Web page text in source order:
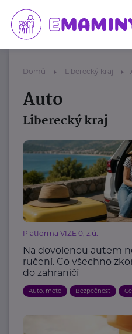
Domů Liberecký kraj
Auto
Liberecký kraj
Platforma VIZE 0, z.ú.
Na dovolenou autem
ručení. Co všechno
do zahraničí
Auto, moto Bezpečnost